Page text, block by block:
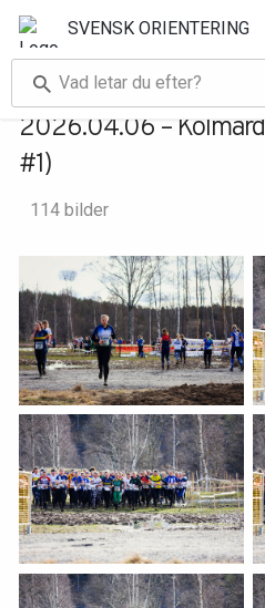
SVENSK ORIENTERING
2026.04.06 –
#1)
114 bilder